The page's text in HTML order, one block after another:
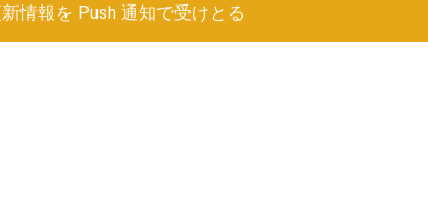
情報を Push 通知で受けとる